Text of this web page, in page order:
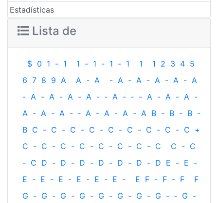
Estadísticas
Lista de
$ 0 1 - 1 1 - 1 - 1 - 1 1 1 2 3 4 5
6 7 8 9 A A - A - A - A - A - A - A
- A - A - A - A - ‐ A - ‐ - A - A - A -
A - A - A - ‐ A - A - A - A B - B - B -
B C - C - C - C - C - C - C - C - C +
C - C - C - C - C - C - C - C C - C
- C D - D - D - D - D - D - D E - E -
E - E - E - E - E - E - E F - F - F
F
G - G - G - G - G - G - G - G - ‐ G -